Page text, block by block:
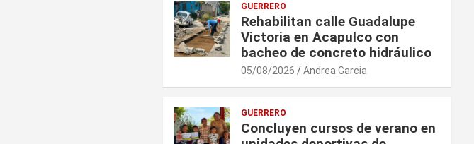
GUERRERO
Rehabilitan calle Guadalupe
Victoria en Acapulco con
bacheo de concreto hidráulico
05/08/2026 Andrea Garcia
GUERRERO
Concluyen cursos de verano en